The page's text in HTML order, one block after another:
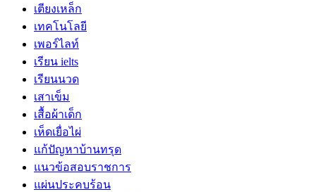
เตียงเหล็ก
เทคโนโลยี
เพอร์ไลท์
เรียน ielts
เรียนนวด
เสาเข็ม
เสื้อผ้าเด็ก
เห็ดเยื่อไผ่
แก้ปัญหาบ้านทรุด
แนวข้อสอบราชการ
แผ่นประคบร้อน